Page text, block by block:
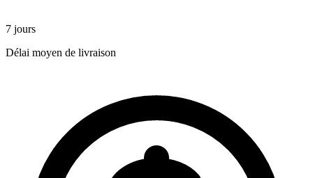
7 jours
Délai moyen de livraison